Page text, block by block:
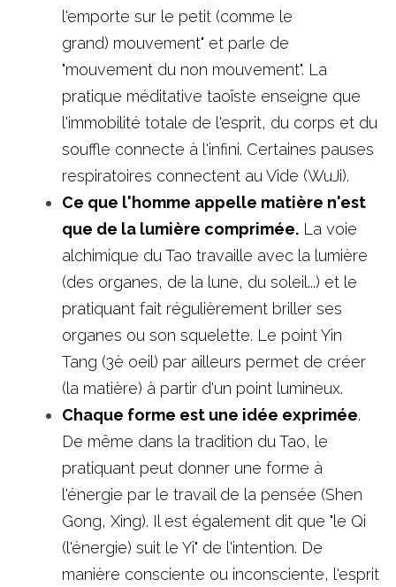
l'emporte sur le petit (comme le
grand) mouvement" et parle de
"mouvement du non mouvement". La
pratique méditative taoïste enseigne que
l'immobilité totale de l'esprit, du corps et du
souffle connecte à l'infini. Certaines pauses
respiratoires connectent au Vide (WuJi).
Ce que l'homme appelle matière n'est
que de la lumière comprimée. La voie
alchimique du Tao travaille avec la lumière
(des organes, de la lune, du soleil...) et le
pratiquant fait régulièrement briller ses
organes ou son squelette. Le point Yin
Tang (3è oeil) par ailleurs permet de créer
(la matière) à partir d'un point lumineux.
Chaque forme est une idée exprimée.
De même dans la tradition du Tao, le
pratiquant peut donner une forme à
l'énergie par le travail de la pensée (Shen
Gong, Xing). Il est également dit que "le Qi
(l'énergie) suit le Yi" de l'intention. De
manière consciente ou inconsciente, l'esprit